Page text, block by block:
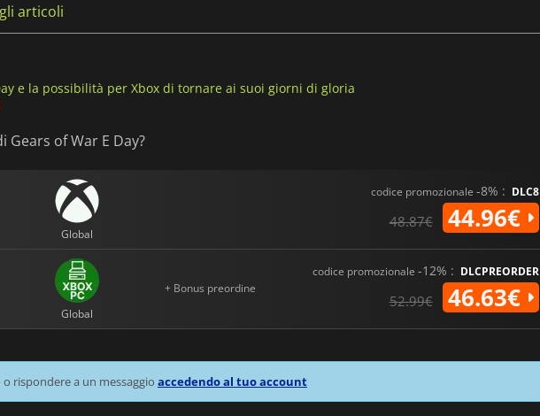
articoli
e la possibilità per Xbox di tornare ai suoi giorni di gloria
Gears of War E Day?
Global
codice promozionale -8% : DLC8
48.87€ 44.96€
Global
+ Bonus preordine
codice promozionale -12% : DLCPREORDER
52.99€ 46.63€
rispondere a un messaggio accedendo al tuo account